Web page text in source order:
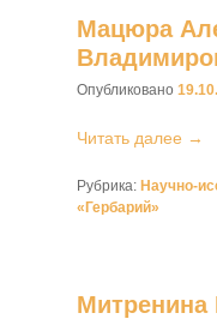
Мацюра
Опубликовано
Читать далее →
Рубрика: Научно-
«Гербарий»
Митренина